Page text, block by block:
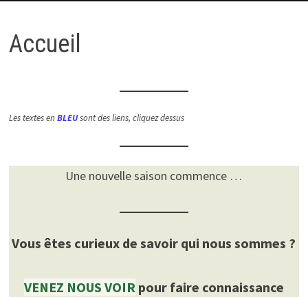
Accueil
Les textes en BLEUsont des liens, cliquez dessus
Une nouvelle saison commence …
Vous êtes curieux de savoir qui nous sommes ?
VENEZ NOUS VOIR pour faire connaissance